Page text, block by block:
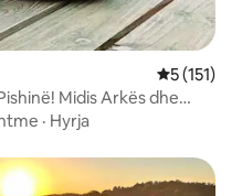
Vlerësimi
5 (151)
Midis Arkës dhe
· Hyrja